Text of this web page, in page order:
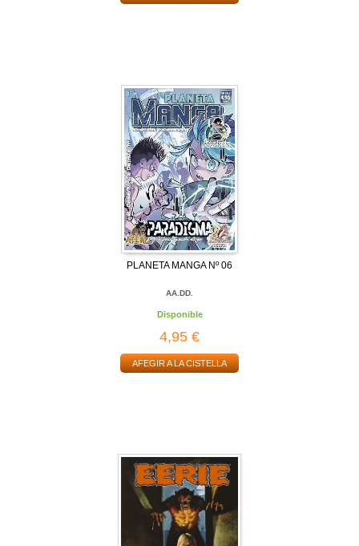
PLANETA MANGA Nº 06
AA.DD.
Disponible
4,95 €
AFEGIR A LA CISTELLA